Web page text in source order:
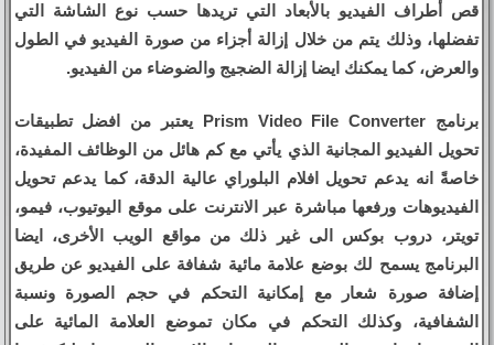
قص أطراف الفيديو بالأبعاد التي تريدها حسب نوع الشاشة التي
تفضلها، وذلك يتم من خلال إزالة أجزاء من صورة الفيديو في الطول
والعرض، كما يمكنك ايضا إزالة الضجيج والضوضاء من الفيديو.
برنامج Prism Video File Converter يعتبر من افضل تطبيقات
تحويل الفيديو المجانية الذي يأتي مع كم هائل من الوظائف المفيدة،
خاصةً انه يدعم تحويل افلام البلوراي عالية الدقة، كما يدعم تحويل
الفيديوهات ورفعها مباشرة عبر الانترنت على موقع اليوتيوب، فيمو،
تويتر، دروب بوكس الى غير ذلك من مواقع الويب الأخرى، ايضا
البرنامج يسمح لك بوضع علامة مائية شفافة على الفيديو عن طريق
إضافة صورة شعار مع إمكانية التحكم في حجم الصورة ونسبة
الشفافية، وكذلك التحكم في مكان تموضع العلامة المائية على